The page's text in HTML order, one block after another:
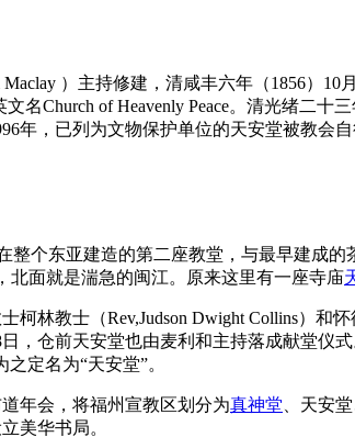
）主持修建，清咸丰六年（1856）
名Church of Heavenly Peace。清光绪二
年，已列为文物保护单位的天安堂被教会
整个东亚建造的第二座教堂，与最早建成
北面就是湍急的闽江。原来这里有一座寺庙
林教士（Rev,Judson Dwight Collins）和
，仓前天安堂也由麦利和主持落成献堂仪
定名为“天安堂”。
年会，将福州宣教区划分为真神堂 、天安堂
美华书局。